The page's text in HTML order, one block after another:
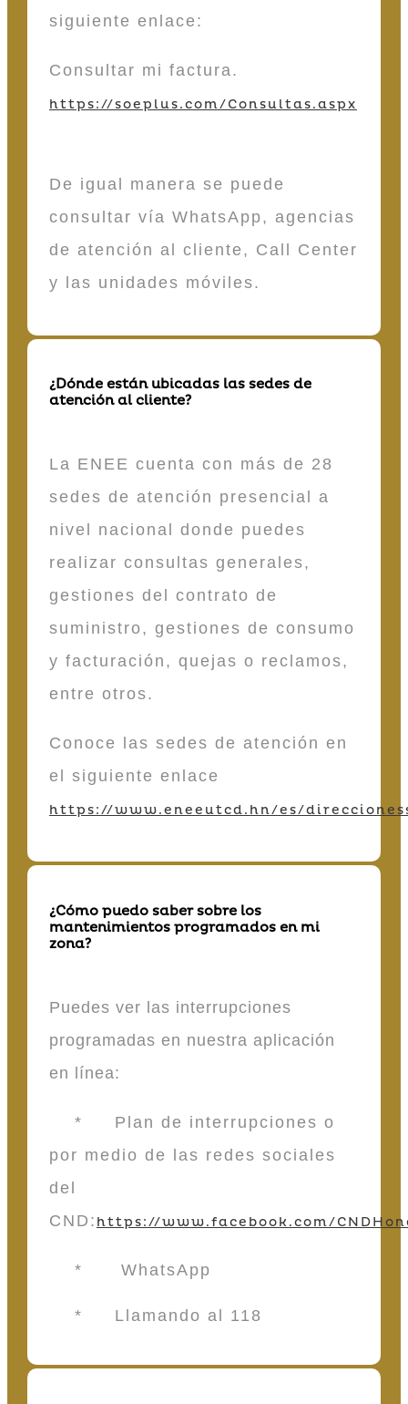
siguiente enlace:
Consultar mi factura.
https://soeplus.com/Consultas.aspx
De igual manera se puede
consultar vía WhatsApp, agencias
de atención al cliente, Call Center
y las unidades móviles.
¿Dónde están ubicadas las sedes de
atención al cliente?
La ENEE cuenta con más de 28
sedes de atención presencial a
nivel nacional donde puedes
realizar consultas generales,
gestiones del contrato de
suministro, gestiones de consumo
y facturación, quejas o reclamos,
entre otros.
Conoce las sedes de atención en
el siguiente enlace
https://www.eneeutcd.hn/es/
¿Cómo puedo saber sobre los
mantenimientos programados en mi
zona?
Puedes ver las interrupciones
programadas en nuestra aplicación
en línea:
* Plan de interrupciones o
por medio de las redes sociales
del
CND: https://www.facebook.com/
* WhatsApp
* Llamando al 118